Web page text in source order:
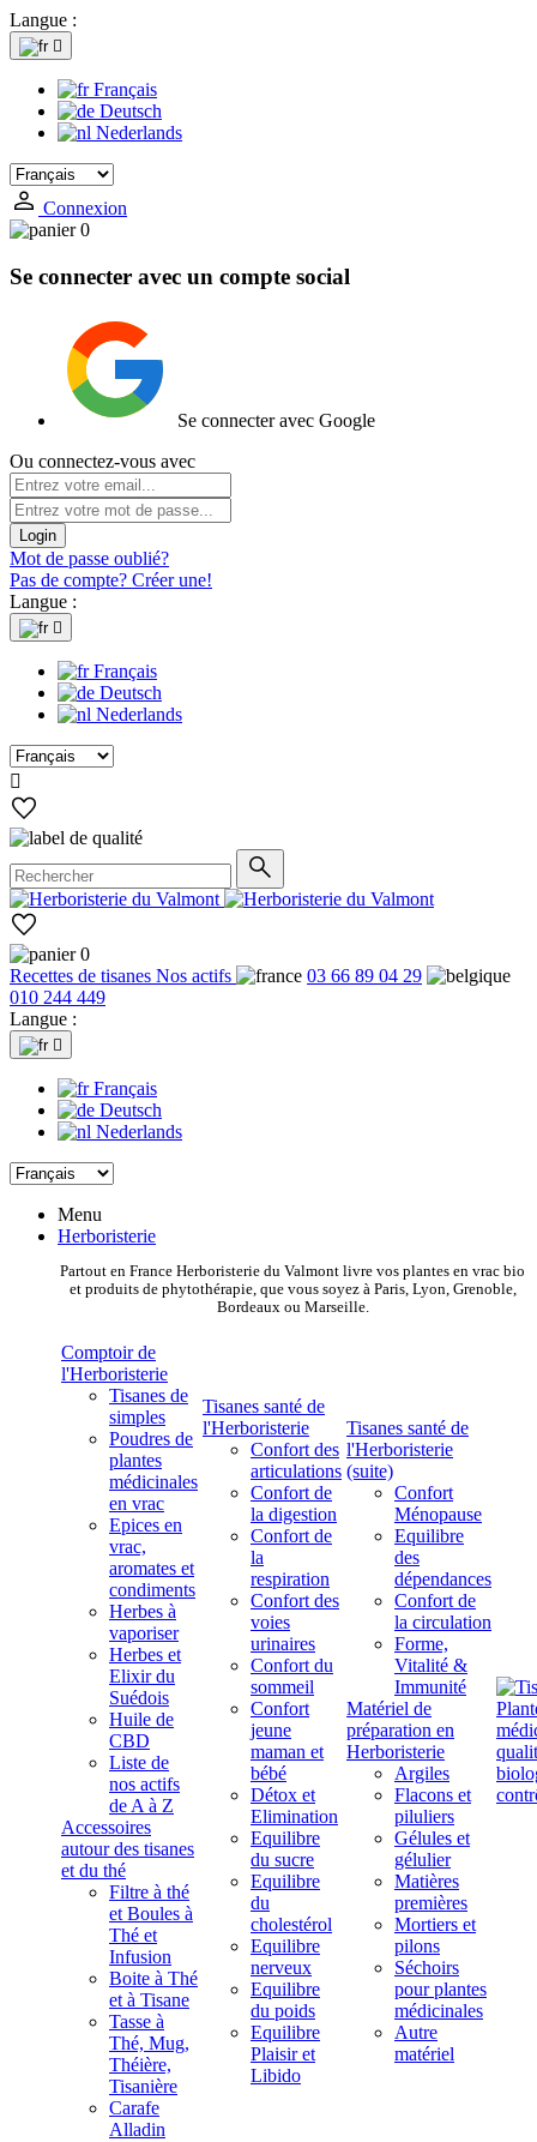
Langue :

Français
Deutsch
Nederlands
Connexion
0
Se connecter avec un compte social
Se connecter avec Google
Ou connectez-vous avec
Login
Mot de passe oublié?
Pas de compte? Créer une!
Langue :

Français
Deutsch
Nederlands

0
Recettes de tisanes Nos actifs
03 66 89 04 29
010 244 449
Langue :

Français
Deutsch
Nederlands
Menu
Herboristerie
Partout en France Herboristerie du Valmont livre vos plantes en vrac bio
et produits de phytothérapie, que vous soyez à Paris, Lyon, Grenoble,
Bordeaux ou Marseille.
Comptoir de
l'Herboristerie
Tisanes de
simples
Poudres de
plantes
médicinales
en vrac
Epices en
vrac,
aromates et
condiments
Herbes à
vaporiser
Herbes et
Elixir du
Suédois
Huile de
CBD
Liste de
nos actifs
de A à Z
Accessoires
autour des tisanes
et du thé
Filtre à thé
et Boules à
Thé et
Infusion
Boite à Thé
et à Tisane
Tasse à
Thé, Mug,
Théière,
Tisanière
Carafe
Alladin
Tisanes santé de
l'Herboristerie
Confort des
articulations
Confort de
la digestion
Confort de
la
respiration
Confort des
voies
urinaires
Confort du
sommeil
Confort
jeune
maman et
bébé
Détox et
Elimination
Equilibre
du sucre
Equilibre
du
cholestérol
Equilibre
nerveux
Equilibre
du poids
Equilibre
Plaisir et
Libido
Tisanes santé de
l'Herboristerie
(suite)
Confort
Ménopause
Equilibre
des
dépendances
Confort de
la circulation
Forme,
Vitalité &
Immunité
Matériel de
préparation en
Herboristerie
Argiles
Flacons et
piluliers
Gélules et
gélulier
Matières
premières
Mortiers et
pilons
Séchoirs
pour plantes
médicinales
Autre
matériel